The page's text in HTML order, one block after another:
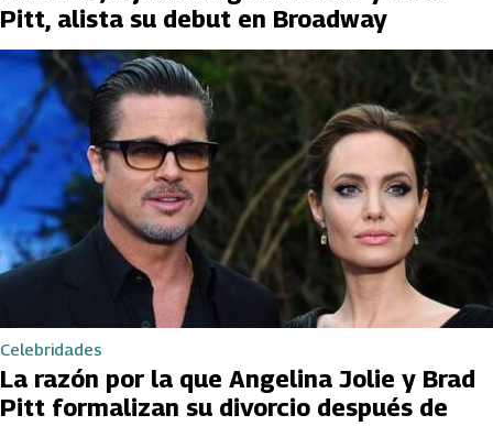
Pitt, alista su debut en Broadway
Celebridades
La razón por la que Angelina Jolie y Brad
Pitt formalizan su divorcio después de